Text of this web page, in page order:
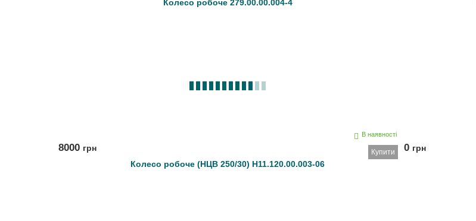
Колесо робоче 279.00.00.004-4
В наявності
8000 грн Купити
Колесо робоче (НЦВ 250/30) Н11.120.00.003-06
0 грн